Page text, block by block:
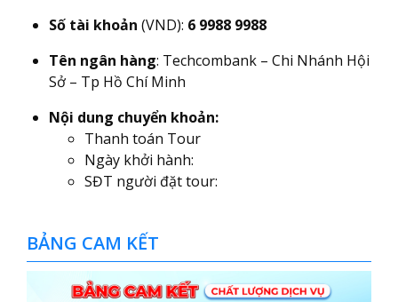
Số tài khoản (VND): 6 9988 9988
Tên ngân hàng: Techcombank – Chi Nhánh Hội
Sở – Tp Hồ Chí Minh
Nội dung chuyển khoản:
Thanh toán Tour
Ngày khởi hành:
SĐT người đặt tour:
BẢNG CAM KẾT